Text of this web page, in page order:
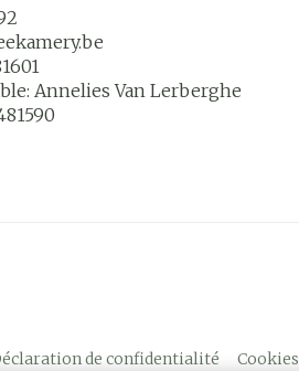
Annelies Van Lerberghe
de confidentialité Cookies